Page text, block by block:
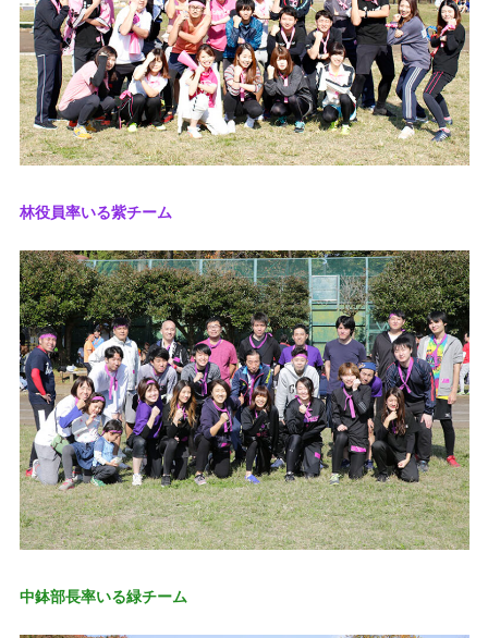
林役員率いる紫チーム
中鉢部長率いる緑チーム